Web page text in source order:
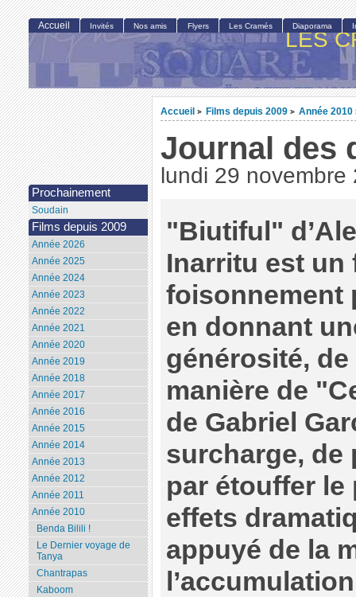
LES
Accueil > Films depuis 2009 > Année 2010
Journal des
lundi 29 novembre
"Biutiful"
Inarritu est un
foisonnement
en donnant
générosité,
manière de
de Gabriel
surcharge, de
par étouffer
effets
appuyé de la
Accueil Invités Nos amis Flyers Les Cramés Diaporama
Prochainement
Soudain
Films depuis 2009
Année 2026
Année 2025
Année 2024
Année 2023
Année 2022
Année 2021
Année 2020
Année 2019
Année 2018
Année 2017
Année 2016
Année 2015
Année 2014
Année 2013
Année 2012
Année 2011
Année 2010
Benda Bilili !
Le Dernier voyage de
Tanya
Chantrapas
Kaboom